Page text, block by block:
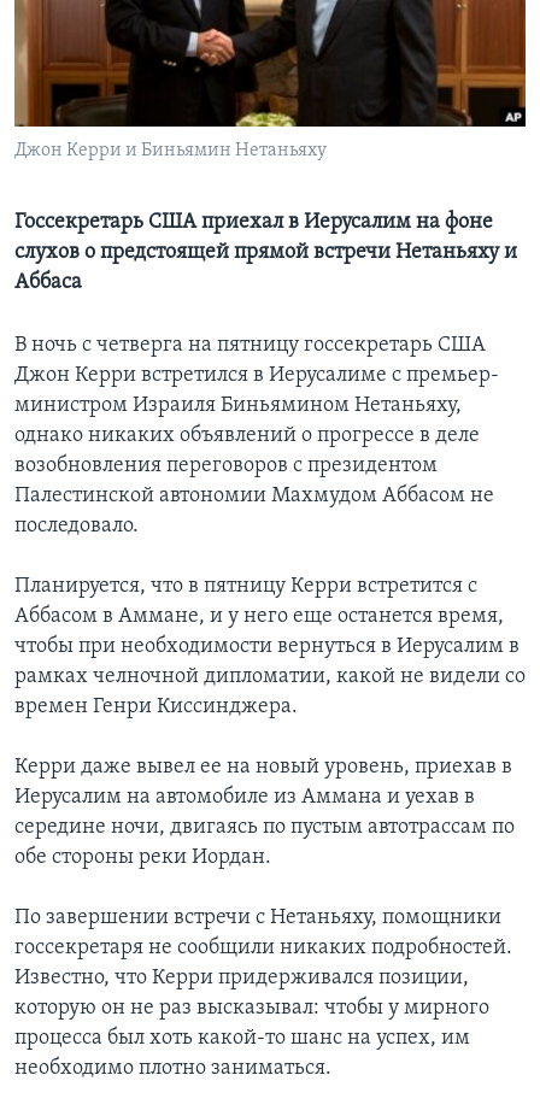
Learning English
СОЦИАЛЬНЫЕ СЕТИ
Языки
Джон Керри и Биньямин Нетаньяху
Госсекретарь США приехал в Иерусалим на фоне
слухов о предстоящей прямой встречи Нетаньяху и
Аббаса
В ночь с четверга на пятницу госсекретарь США
Джон Керри встретился в Иерусалиме с премьер-
министром Израиля Биньямином Нетаньяху,
однако никаких объявлений о прогрессе в деле
возобновления переговоров с президентом
Палестинской автономии Махмудом Аббасом не
последовало.
Планируется, что в пятницу Керри встретится с
Аббасом в Аммане, и у него еще останется время,
чтобы при необходимости вернуться в Иерусалим в
рамках челночной дипломатии, какой не видели со
времен Генри Киссинджера.
Керри даже вывел ее на новый уровень, приехав в
Иерусалим на автомобиле из Аммана и уехав в
середине ночи, двигаясь по пустым автотрассам по
обе стороны реки Иордан.
По завершении встречи с Нетаньяху, помощники
госсекретаря не сообщили никаких подробностей.
Известно, что Керри придерживался позиции,
которую он не раз высказывал: чтобы у мирного
процесса был хоть какой-то шанс на успех, им
необходимо плотно заниматься.